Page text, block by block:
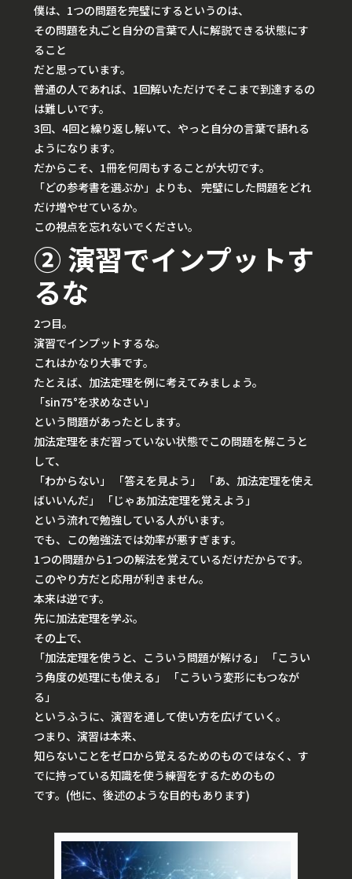
僕は、1つの問題を完璧にするというのは、
その問題を丸ごと自分の言葉で人に解説できる状態にす
ること
だと思っています。
普通の人であれば、1回解いただけでそこまで到達するの
は難しいです。
3回、4回と繰り返し解いて、やっと自分の言葉で語れる
ようになります。
だからこそ、1冊を何周もすることが大切です。
「どの参考書を選ぶか」よりも、 完璧にした問題をどれ
だけ増やせているか。
この視点を忘れないでください。
② 演習でインプットす
るな
2つ目。
演習でインプットするな。
これはかなり大事です。
たとえば、加法定理を例に考えてみましょう。
「sin75°を求めなさい」
という問題があったとします。
加法定理をまだ習っていない状態でこの問題を解こうと
して、
「わからない」 「答えを見よう」 「あ、加法定理を使え
ばいいんだ」 「じゃあ加法定理を覚えよう」
という流れで勉強している人がいます。
でも、この勉強法では効率が悪すぎます。
1つの問題から1つの解法を覚えているだけだからです。
このやり方だと応用が利きません。
本来は逆です。
先に加法定理を学ぶ。
その上で、
「加法定理を使うと、こういう問題が解ける」 「こうい
う角度の処理にも使える」 「こういう変形にもつなが
る」
というふうに、演習を通して使い方を広げていく。
つまり、演習は本来、
知らないことをゼロから覚えるためのものではなく、す
でに持っている知識を使う練習をするためのもの
です。(他に、後述のような目的もあります)